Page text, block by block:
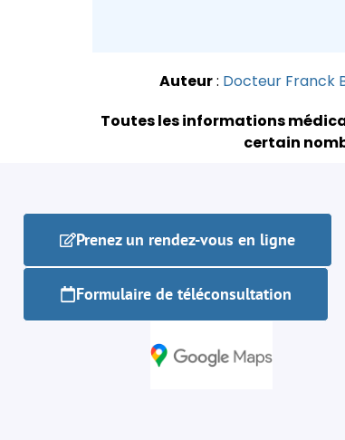
Auteur: Docteur Franck
Toutes les informations
certain
Prenez un rendez-vous en ligne
Formulaire de téléconsultation